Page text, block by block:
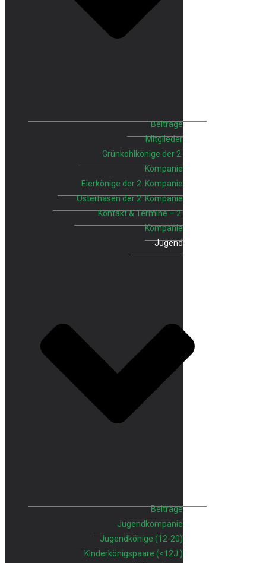
Beiträge
Mitglieder
Grünkohlkönige der 2.
Kompanie
Eierkönige der 2. Kompanie
Osterhasen der 2. Kompanie
Kontakt & Termine – 2.
Kompanie
Jugend
Beiträge
Jugendkompanie
Jugendkönige (12-20)
Kinderkönigspaare (<12J.)